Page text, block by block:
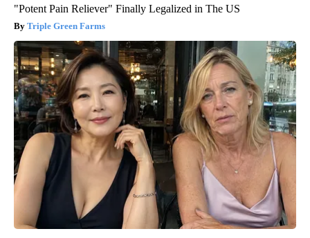
"Potent Pain Reliever" Finally Legalized in The US
Triple Green Farms